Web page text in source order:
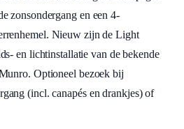
zonsondergang en een 4-
Nieuw zijn de Light
en lichtinstallatie van de bekende
Optioneel bezoek bij
(incl. canapés en drankjes) of